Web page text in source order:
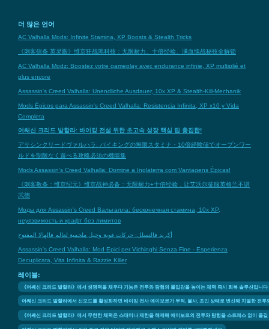
더 많은 언어
AC Valhalla Mods: Infinite Stamina, XP Boosts & Stealth Tricks
《刺客信条 英灵殿》维京狂战黑科技：无限耐力、十倍经验、满血续战秘技全解锁
AC Valhalla Modz: Boostez votre gameplay avec endurance infinie, XP multiplié et
plus encore
Assassin's Creed Valhalla: Unendliche Ausdauer, 10x XP & Stealth-Kill-Mechanik
Mods Épicos para Assassin's Creed Valhalla: Resistencia Infinita, XP x10 y Vida
Completa
어쌔신 크리드 발할라: 바이킹 전설 위한 초고속 성장 핵심 팁 총집합!
アサシンクリードヴァルハラ: バイキングの無限スタミナ・10倍経験値でオープンワー
ルドを制限なく遊べる攻略必須の機能集
Mods Assassin's Creed Valhalla: Domine a Inglaterra com Vantagens Épicas!
《刺客教条：维京纪元》维京战神必备：无限耐力+十倍经验，让艾沃尔征服英格兰不讲
武德
Моды для Assassin's Creed Вальгалла: бесконечная стамина, 10x XP,
неуязвимость и крафт без лимитов
أكريد فالتسلل: حركات قوية وحيل ملحمية لعالم فالهالا المفتوح
Assassin's Creed Valhalla: Mod Epici per Vichinghi Senza Fine - Esperienza
Decuplicata, Vita Infinita & Razzie Killer
레이블:
《어쌔신 크리드 발할라》에서 생명력을 채우다 기능은 전투와 탐험의 몰입감을 높이는 체력 즉시 회복 솔루션입니다
어쌔신 크리드 발할라에서 신모드를 활성화하면 바이킹 전사 에이보르가 무적, 불사, 초인 상태로 변신해 치열한 전
《어쌔신 크리드 발할라》에서 무한한 체력은 스태미나 제한을 해제해 에이보르의 전투와 탐험을 스트레스 없이 즐